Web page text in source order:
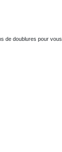
de doublures pour vous